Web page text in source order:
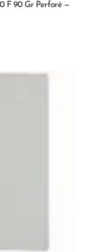
F 90 Gr Perforé —